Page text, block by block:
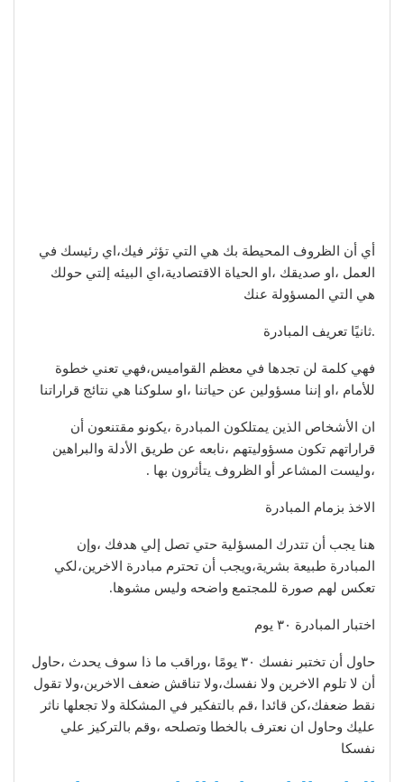
أي أن الظروف المحيطة بك هي التي تؤثر فيك،اي رئيسك في
العمل ،او صديقك ،او الحياة الاقتصادية،اي البيئه إلتي حولك
هي التي المسؤولة عنك
.ثانيًا تعريف المبادرة
فهي كلمة لن تجدها في معظم القواميس،فهي تعني خطوة
للأمام ،او إننا مسؤولين عن حياتنا ،او سلوكنا هي نتائج قراراتنا
ان الأشخاص الذين يمتلكون المبادرة ،يكونو مقتنعون أن
قراراتهم تكون مسؤوليتهم ،نابعه عن طريق الأدلة والبراهين
،وليست المشاعر أو الظروف يتأثرون بها .
الاخذ بزمام المبادرة
هنا يجب أن تتدرك المسؤلية حتي تصل إلي هدفك ،وإن
المبادرة طبيعة بشرية،ويجب أن تحترم مبادرة الاخرين،لكي
تعكس لهم صورة للمجتمع واضحه وليس مشوها.
اختبار المبادرة ٣٠ يوم
حاول أن تختبر نفسك ٣٠ يومًا ،وراقب ما ذا سوف يحدث ،حاول
أن لا تلوم الاخرين ولا نفسك،ولا تناقش ضعف الاخرين،ولا تقول
نقط ضعفك،كن قائدا ،قم بالتفكير في المشكلة ولا تجعلها ناثر
عليك وحاول ان نعترف بالخطا وتصلحه ،وقم بالتركيز علي
نفسكا